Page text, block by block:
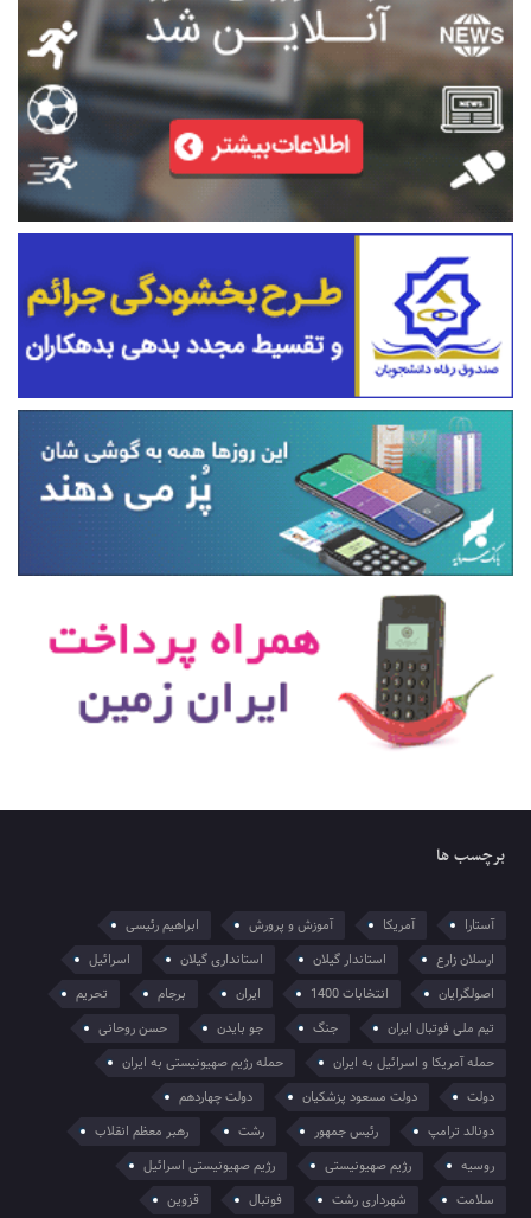
برچسب ها
آستارا آمریکا آموزش و پرورش
ابراهیم رئیسی
ارسلان زارع
استاندار گیلان استانداری گیلان
اسرائیل
اصولگرایان
انتخابات 1400 ایران برجام
تحریم
تیم ملی فوتبال ایران
جنگ جو بایدن
حسن روحانی
حمله آمریکا و اسرائیل به ایران
حمله رژیم صهیونیستی به ایران
دولت
دولت مسعود پزشکیان
دولت چهاردهم
دونالد ترامپ
رئیس جمهور رشت
رهبر معظم انقلاب
روسیه
رژیم صهیونیستی
رژیم صهیونیستی اسرائیل
سلامت
شهرداری رشت فوتبال قزوین